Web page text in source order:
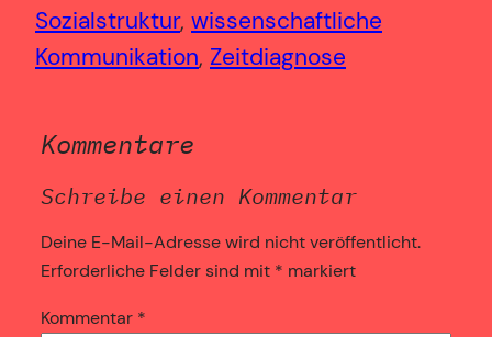
Sozialstruktur, wissenschaftliche
Kommunikation, Zeitdiagnose
Kommentare
Schreibe einen Kommentar
Deine E-Mail-Adresse wird nicht veröffentlicht.
Erforderliche Felder sind mit * markiert
Kommentar *